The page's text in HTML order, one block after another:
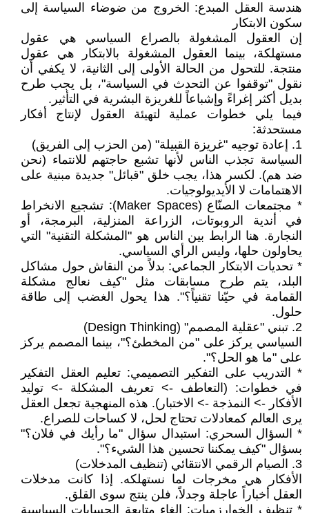
‎هندسة العقل المبدع: الخروج من ضوضاء السياسة إلى
سكون الابتكار
‎إن العقول المشغولة بالصراع السياسي هي عقول
مستهلكة، بينما العقول المشغولة بالابتكار هي عقول
منتجة. للتحول من الحالة الأولى إلى الثانية، لا يكفي أن
نقول "توقفوا عن التحدث في السياسة"، بل يجب طرح
بديل أكثر إغراءً وإشباعاً للغريزة البشرية في التأثير.
‎فيما يلي خطوات عملية لتهيئة العقول لإنتاج أفكار
مستحدثة:
‎1. إعادة توجيه "غريزة القبيلة" (من الحزب إلى الفريق)
‎السياسة تجذب الناس لأنها تشبع حاجتهم للانتماء (نحن
ضد هم). لكسر هذا، يجب خلق "قبائل" جديدة مبنية على
الاهتمامات لا الأيديولوجيات.
* مجتمعات الصنّاع (Maker Spaces): تشجيع الانخراط
في أندية الروبوتات، الزراعة المنزلية، البرمجة، أو
النجارة. هنا الرابط بين الناس هو "المشكلة التقنية" التي
يحاولون حلها، وليس الرأي السياسي.
* تحديات الابتكار الجماعي: بدلاً من النقاش حول مشاكل
البلد، يتم طرح مسابقات مثل "كيف نعالج مشكلة
القمامة في حيّنا تقنياً؟". هذا يحول الغضب إلى طاقة
حلول.
‎2. تبني "عقلية المصمم" (Design Thinking)
‎السياسي يركز على "من المخطئ؟"، بينما المصمم يركز
على "ما هو الحل؟".
* التدريب على التفكير التصميمي: تعليم العقل التفكير
في خطوات: (التعاطف -> تعريف المشكلة -> توليد
الأفكار -> النمذجة -> الاختبار). هذه المنهجية تجعل العقل
يرى العالم كمعادلات تحتاج لحل، لا كساحات للصراع.
* السؤال السحري: استبدال سؤال "ما رأيك في فلان؟"
بسؤال "كيف يمكننا تحسين هذا الشيء؟".
‎3. الصيام الرقمي الانتقائي (تنظيف المدخلات)
‎الأفكار هي مخرجات لما نستهلكه. إذا كانت مدخلات
العقل أخباراً عاجلة وجدلاً، فلن ينتج سوى القلق.
* تنظيف الخوارزميات: إلغاء متابعة الحسابات السياسية